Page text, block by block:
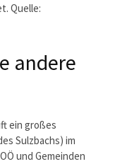
Quelle:
andere
ein großes
Sulzbachs) im
und Gemeinden